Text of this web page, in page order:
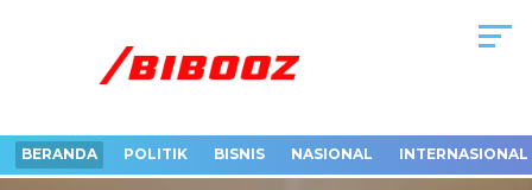
BERANDA POLITIK BISNIS NASIONAL INTERNASIONAL